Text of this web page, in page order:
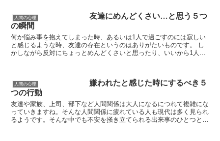
人間の心理
友達にめんどくさい…と思う５つ
の瞬間
何か悩み事を抱えてしまった時、あるいは1人で過ごすのには寂しい
と感じるような時、友達の存在というのはありがたいものです。 し
かしながら反対にちょっとめんどくさいと思ったり、いいから1人に
人間の心理
嫌われたと感じた時にするべき５
つの行動
友達や家族、上司、部下など人間関係は大人になるにつれて複雑にな
っていきますね。そんな人間関係に疲れている人も現代は多く見られ
るようです。そんな中でも不安を掻き立てられる出来事のひとつと言